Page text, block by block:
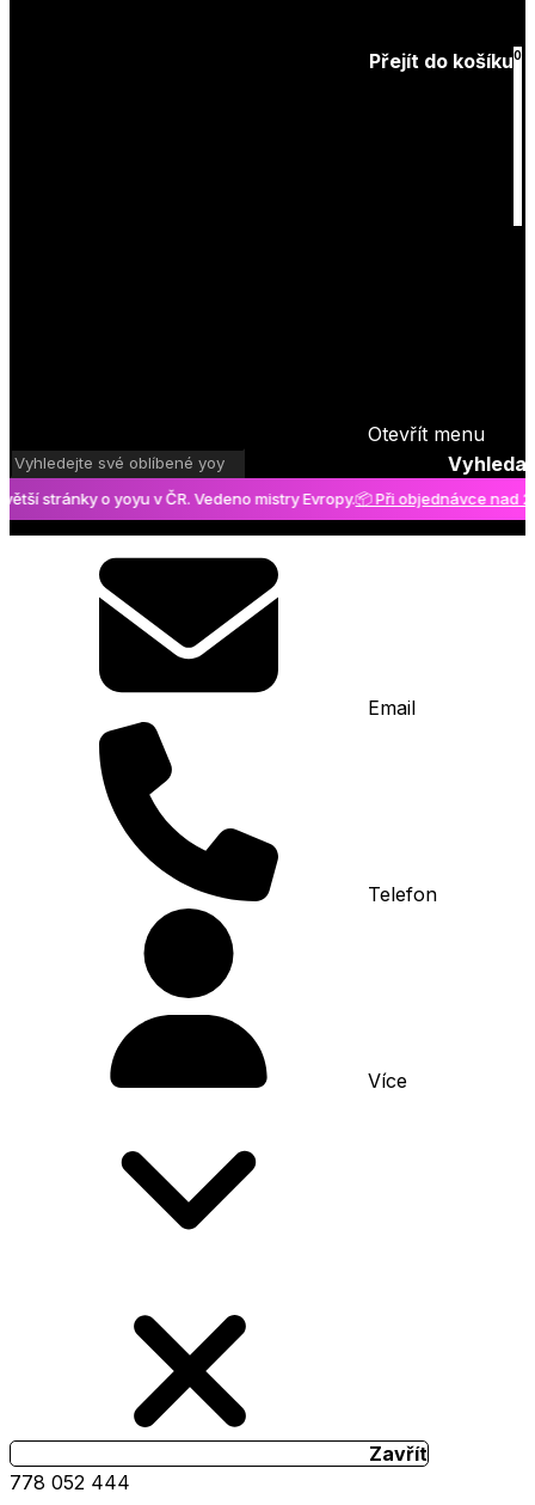
Přejít do košíku0
Otevřít menu
Vyhledat
stránky o yoyu v ČR. Vedeno mistry Evropy.📦 Při objednávce nad
Email
Telefon
Více
Zavřít
778 052 444